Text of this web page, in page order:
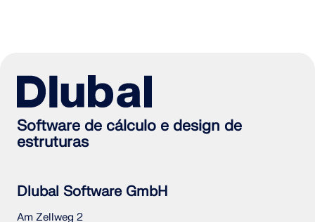
Software de cálculo e design de
estruturas
Dlubal Software GmbH
Am Zellweg 2